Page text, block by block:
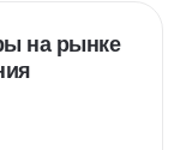
на рынке